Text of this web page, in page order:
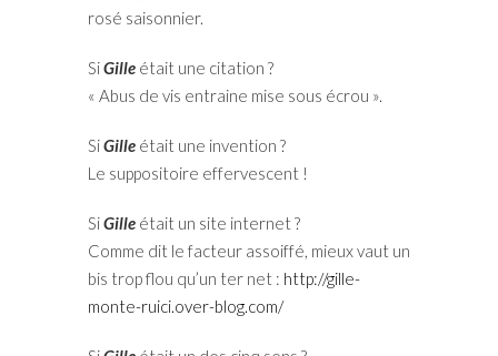
rosé saisonnier.
SiGille était une citation ?
« Abus de vis entraine mise sous écrou ».
SiGille était une invention ?
Le suppositoire effervescent !
SiGille était un site internet ?
Comme dit le facteur assoiffé, mieux vaut un
bis trop flou qu’un ter net : http://gille-
monte-ruici.over-blog.com/